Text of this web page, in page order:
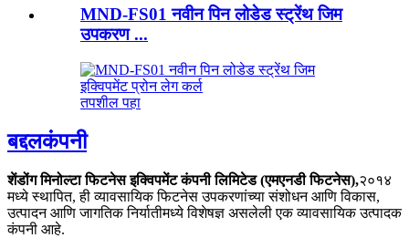
MND-FS01 नवीन पिन लोडेड स्ट्रेंथ जिम
उपकरण ...
तपशील पहा
बद्दलकंपनी
शेंडोंग मिनोल्टा फिटनेस इक्विपमेंट कंपनी लिमिटेड (एमएनडी फिटनेस),२०१४
मध्ये स्थापित, ही व्यावसायिक फिटनेस उपकरणांच्या संशोधन आणि विकास,
उत्पादन आणि जागतिक निर्यातीमध्ये विशेषज्ञ असलेली एक व्यावसायिक उत्पादक
कंपनी आहे.